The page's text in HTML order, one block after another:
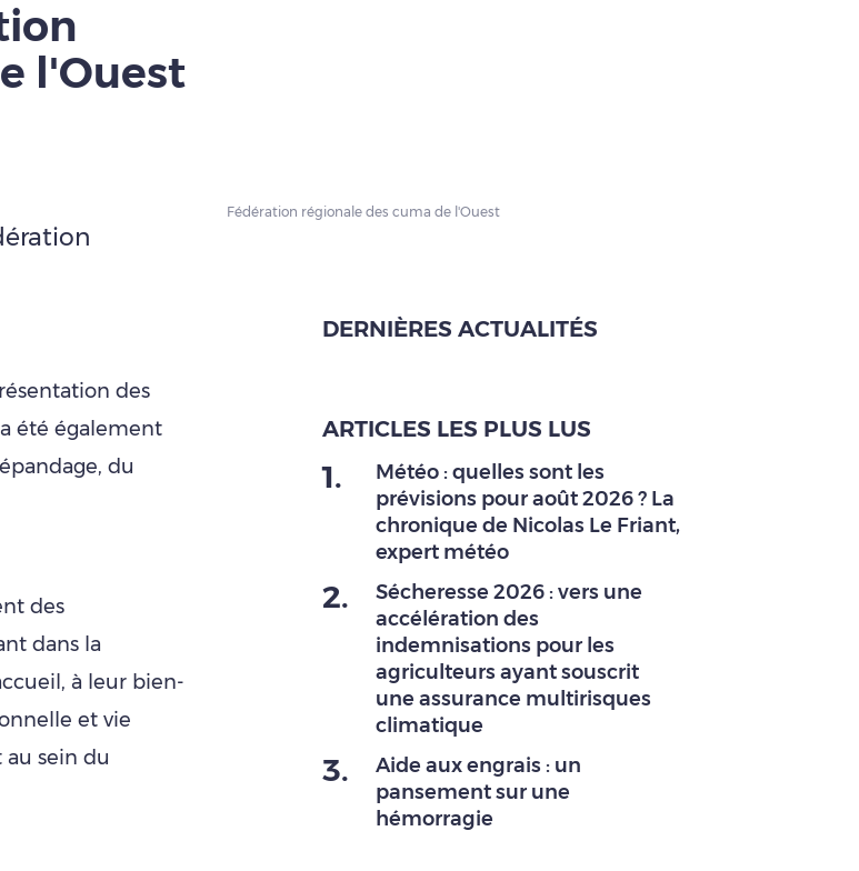
l'Ouest
des
été également
du
des
dans la
à leur bien-
et vie
sein du
Fédération régionale des cuma de l'Ouest
DERNIÈRES ACTUALITÉS
ARTICLES LES PLUS LUS
1.
Météo : quelles sont les
prévisions pour août 2026 ? La
chronique de Nicolas Le Friant,
expert météo
2.
Sécheresse 2026 : vers une
accélération des
indemnisations pour les
agriculteurs ayant souscrit
une assurance multirisques
climatique
3.
Aide aux engrais : un
pansement sur une
hémorragie